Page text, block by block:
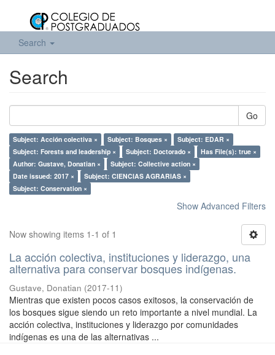
Search
Search
Go
Subject: Acción colectiva × Subject: Bosques ×
Subject: EDAR ×
Subject: Forests and leadership ×
Subject: Doctorado ×
Has File(s): true ×
Author: Gustave, Donatian ×
Subject: Collective action ×
Date issued: 2017 ×
Subject: CIENCIAS AGRARIAS ×
Subject: Conservation ×
Show Advanced Filters
Now showing items 1-1 of 1
La acción colectiva, instituciones y liderazgo, una
alternativa para conservar bosques indígenas.
Gustave, Donatian (2017-11)
Mientras que existen pocos casos exitosos, la conservación de
los bosques sigue siendo un reto importante a nivel mundial. La
acción colectiva, instituciones y liderazgo por comunidades
indígenas es una de las alternativas ...